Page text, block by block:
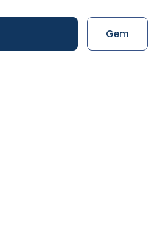
Gem